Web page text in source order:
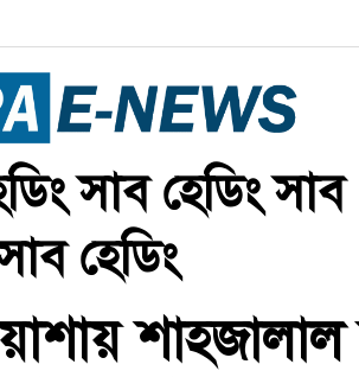
সাব হেডিং
হেডিং
শাহজালাল